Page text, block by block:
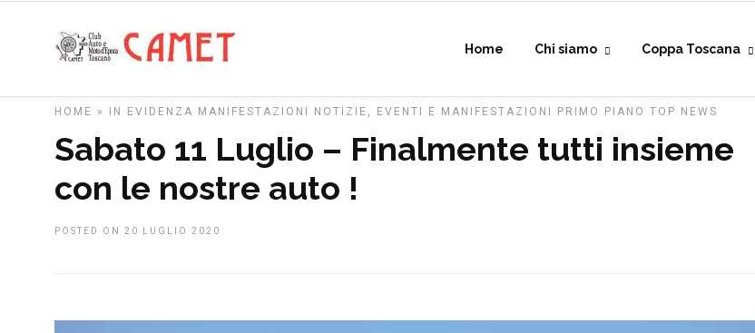
Home Chi siamo Coppa Toscana
HOME » IN EVIDENZA MANIFESTAZIONI NOTIZIE, EVENTI E MANIFESTAZIONI PRIMO PIANO TOP NEWS
Sabato 11 Luglio – Finalmente tutti insieme
con le nostre auto !
POSTED ON 20 LUGLIO 2020